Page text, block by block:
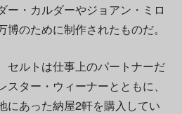
ー・カルダーやジョアン・ミロ
のために制作されたものだ。
セルトは仕事上のパートナーだ
ター・ウィーナーとともに、
にあった納屋2軒を購入してい